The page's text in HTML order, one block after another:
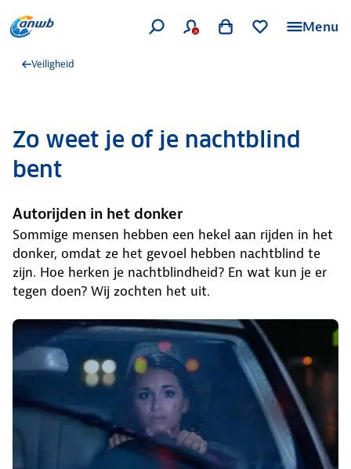
Menu
Veiligheid
Zo weet je of je nachtblind
bent
Autorijden in het donker
Sommige mensen hebben een hekel aan rijden in het
donker, omdat ze het gevoel hebben nachtblind te
zijn. Hoe herken je nachtblindheid? En wat kun je er
tegen doen? Wij zochten het uit.